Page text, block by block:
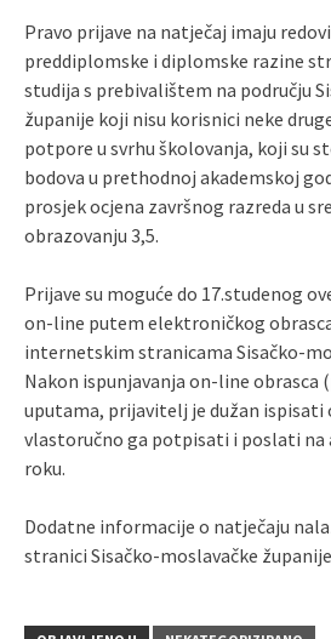
Pravo prijave na natječaj imaju
preddiplomske i diplomske razine
studija s prebivalištem na području
županije koji nisu korisnici neke
potpore u svrhu školovanja, koji su
bodova u prethodnoj akademskoj
prosjek ocjena završnog razreda u
obrazovanju 3,5.
Prijave su moguće do 17.studenog
on-line putem elektroničkog
internetskim stranicama Sisačko-
Nakon ispunjavanja on-line obrasca
uputama, prijavitelj je dužan ispisati
vlastoručno ga potpisati i poslati na
roku.
Dodatne informacije o natječaju
stranici Sisačko-moslavačke županije